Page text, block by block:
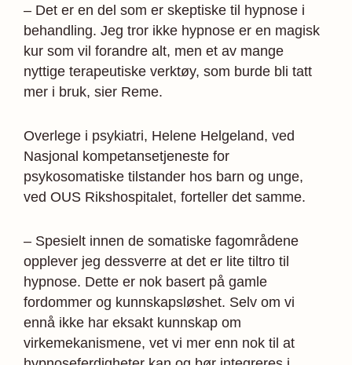
– Det er en del som er skeptiske til hypnose i
behandling. Jeg tror ikke hypnose er en magisk
kur som vil forandre alt, men et av mange
nyttige terapeutiske verktøy, som burde bli tatt
mer i bruk, sier Reme.
Overlege i psykiatri, Helene Helgeland, ved
Nasjonal kompetansetjeneste for
psykosomatiske tilstander hos barn og unge,
ved OUS Rikshospitalet, forteller det samme.
– Spesielt innen de somatiske fagområdene
opplever jeg dessverre at det er lite tiltro til
hypnose. Dette er nok basert på gamle
fordommer og kunnskapsløshet. Selv om vi
ennå ikke har eksakt kunnskap om
virkemekanismene, vet vi mer enn nok til at